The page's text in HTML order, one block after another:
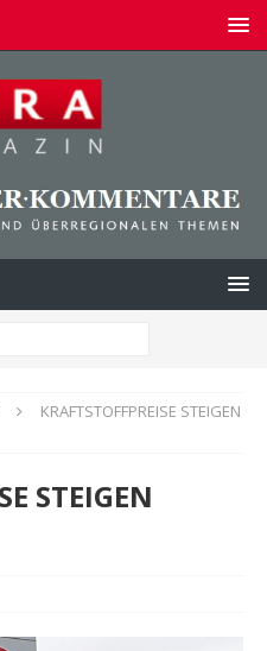
KRAFTSTOFFPREISE STEIGEN
STEIGEN